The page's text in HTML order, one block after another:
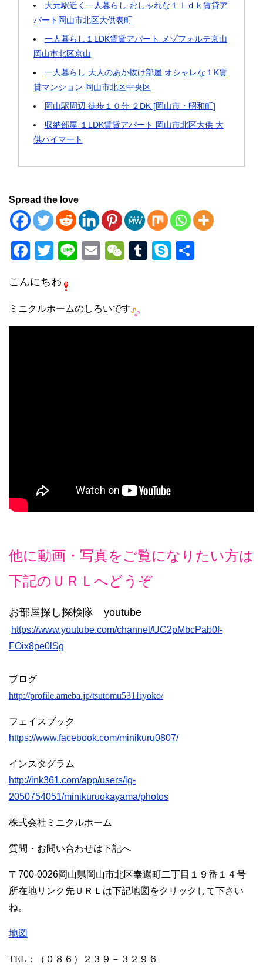
大元駅近く一人暮らし おしゃれな１ｌｄｋ賃貸ア
パート岡山市北区大供表町
一人暮らし１LDK賃貸アパート メゾフォルテ京山
岡山市北区京山
一人暮らし 大人のあか抜け部屋 オシャレな１K賃
貸マンション 岡山市北区中央区
岡山駅周辺 徒歩１０分 ２DK [岡山市・昭和町]
収納部屋 １LDK賃貸アパート 岡山市北区大供 大
供ハイマート
Spread the love
F
c
e
b
T
tt
er
Li
E
W
h
at
T
r
S
こんにちわ
ミニクルホームのしろいです
他に動画・写真をご覧になりたい方は
下記のＵＲＬへどうぞ
お部屋探し探検隊 youtube
https://www.youtube.com/channel/UC2pMbcPab0f-
FOix8pe0lSg
ブログ
http://profile.ameba.jp/tsutomu5311iyoko/
フェイスブック
https://www.facebook.com/minikuru0807/
インスタグラム
http://ink361.com/app/users/ig-
2050754051/minikuruokayama/photos
株式会社ミニクルホーム
質問・お問い合わせは下記へ
〒700-0026岡山県岡山市北区奉還町二丁目１９番１４号
所在地リンク先ＵＲＬは下記地図をクリックして下さい
ね。
地図
TEL ：（０８６）２３９－３２９６